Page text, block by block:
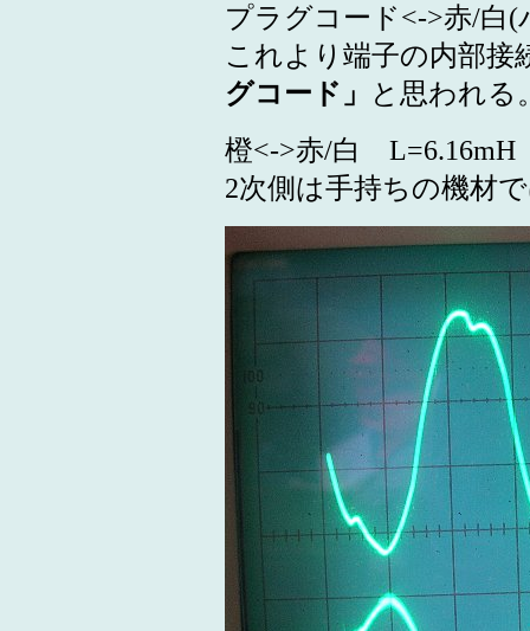
プラグコード<->赤/白
これより端子の内部接
グコード」
と思われる
橙<->赤/白 L=6.16mH
2次側は手持ちの機材